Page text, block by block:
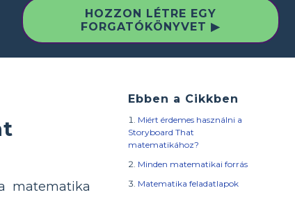
HOZZON LÉTRE EGY
FORGATÓKÖNYVET ▶
Ebben a Cikkben
Miért érdemes használni a
Storyboard That
matematikához?
Minden matematikai forrás
Matematika feladatlapok
matematika